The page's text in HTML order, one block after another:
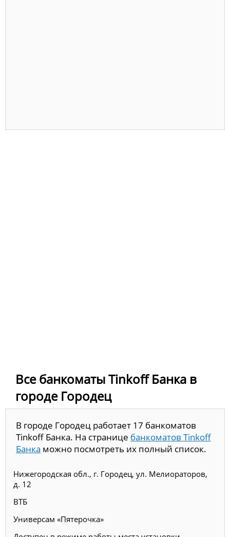
Все банкоматы Tinkoff Банка в
городе Городец
В городе Городец работает 17 банкоматов
Tinkoff Банка. На странице банкоматов Tinkoff
Банка можно посмотреть их полный список.
Нижегородская обл., г. Городец, ул. Мелиораторов,
д. 12
ВТБ
Универсам «Пятерочка»